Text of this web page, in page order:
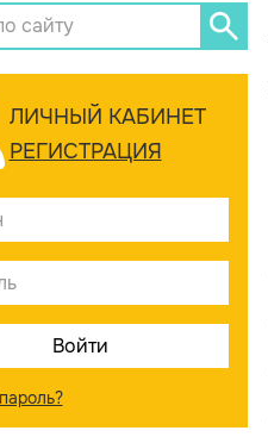
ЛИЧНЫЙ КАБИНЕТ
РЕГИСТРАЦИЯ